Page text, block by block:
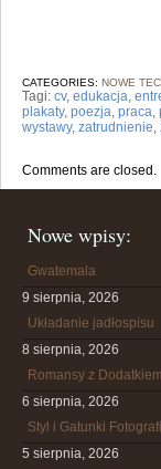
CATEGORIES: NOWE
Tagi: cv, edukacja,
plakaty, poezja, praca,
wystawy, zatrudnienie,
Comments are closed.
Nowe wpisy:
Gwatemala
9 sierpnia, 2026
Układanie jadłospisu
8 sierpnia, 2026
Romansy z Dodatkiem
6 sierpnia, 2026
Styl i Gatunki
5 sierpnia, 2026